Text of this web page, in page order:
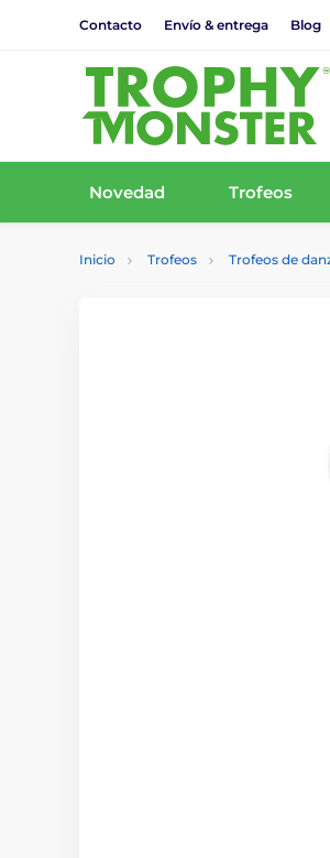
Contacto Envío & entrega Blog
Novedad Trofeos
Inicio Trofeos Trofeos de